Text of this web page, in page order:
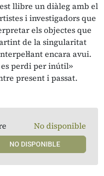
llibre un diàleg amb el
i investigadors que
els objectes que
de la singularitat
encara avui.
perdi per inútil»
present i passat.
No disponible
NO DISPONIBLE